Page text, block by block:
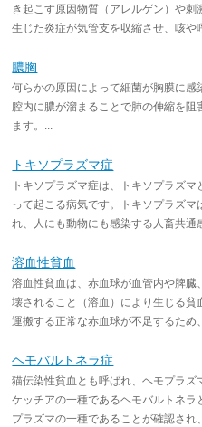
き起こす原因物質（アレルゲン）や
生じた炎症が気管支を収縮させ、咳や
膿胸
何らかの原因によって細菌が胸膜に
腔内に膿が溜まることで肺の伸縮を
ます。...
トキソプラズマ症
トキソプラズマ症は、トキソプラズ
って起こる病気です。トキソプラズ
れ、人にも動物にも感染する人畜共通
溶血性貧血
溶血性貧血は、赤血球が血管内や脾
壊されること（溶血）により生じる
運搬する正常な赤血球が不足するため
ヘモバルトネラ症
猫伝染性貧血とも呼ばれ、ヘモプラズ
ケッチアの一種であるヘモバルトネ
プラズマの一種であることが確認され